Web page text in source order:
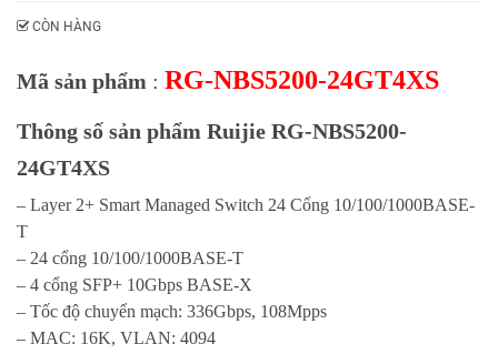
CÒN HÀNG
Mã sản phẩm : RG-NBS5200-24GT4XS
Thông số sản phẩm Ruijie RG-NBS5200-
24GT4XS
– Layer 2+ Smart Managed Switch 24 Cổng 10/100/1000BASE-
T
– 24 cổng 10/100/1000BASE-T
– 4 cổng SFP+ 10Gbps BASE-X
– Tốc độ chuyển mạch: 336Gbps, 108Mpps
– MAC: 16K, VLAN: 4094